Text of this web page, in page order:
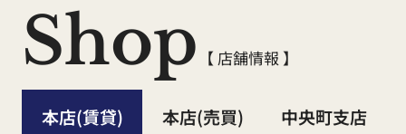
Shop 【 店舗情報 】
本店(賃貸) 本店(売買) 中央町支店